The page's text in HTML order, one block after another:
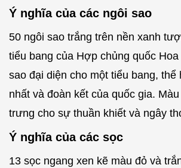
Ý nghĩa của các ngôi sao
50 ngôi sao trắng trên nền xanh
tiểu bang của Hợp chủng quốc
sao đại diện cho một tiểu bang, thể
nhất và đoàn kết của quốc gia.
trưng cho sự thuần khiết và ngây
Ý nghĩa của các sọc
13 sọc ngang xen kẽ màu đỏ và